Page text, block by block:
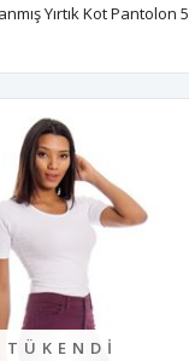
TÜKENDI